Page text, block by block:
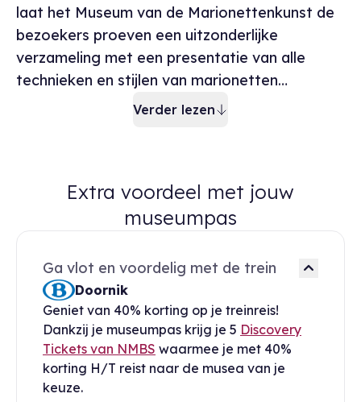
laat het Museum van de Marionettenkunst de
bezoekers proeven een uitzonderlijke
verzameling met een presentatie van alle
technieken en stijlen van marionetten…
Verder lezen
Extra voordeel met jouw
museumpas
Ga vlot en voordelig met de trein
Doornik
Geniet van 40% korting op je treinreis!
Dankzij je museumpas krijg je 5 Discovery
Tickets van NMBS waarmee je met 40%
korting H/T reist naar de musea van je
keuze.